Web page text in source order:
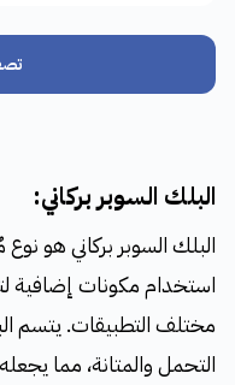
البلك السوبر بركاني:
البلك السوبر بركاني هو
استخدام مكونات إضافية
مختلف التطبيقات. يتسم
التحمل والمتانة، مما